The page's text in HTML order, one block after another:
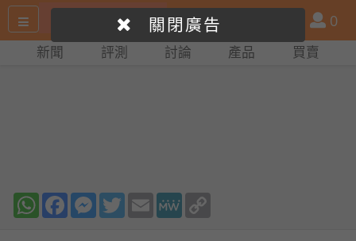
尋
產
品
比
會
員
0
新聞 評測 討論 產品 買賣
WhatsAppFacebookMessenger
TwitterEmail MeWe
關閉廣告